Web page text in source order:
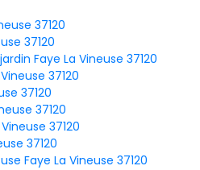
37120
37120
Faye La Vineuse 37120
37120
37120
37120
37120
37120
Faye La Vineuse 37120